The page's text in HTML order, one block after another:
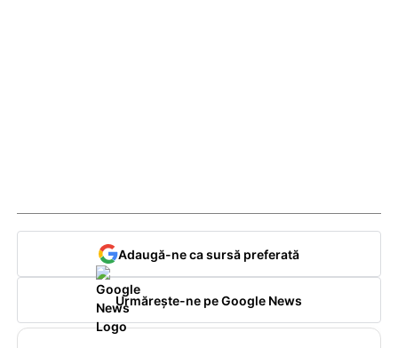
Adaugă-ne ca sursă preferată
Urmărește-ne pe Google News